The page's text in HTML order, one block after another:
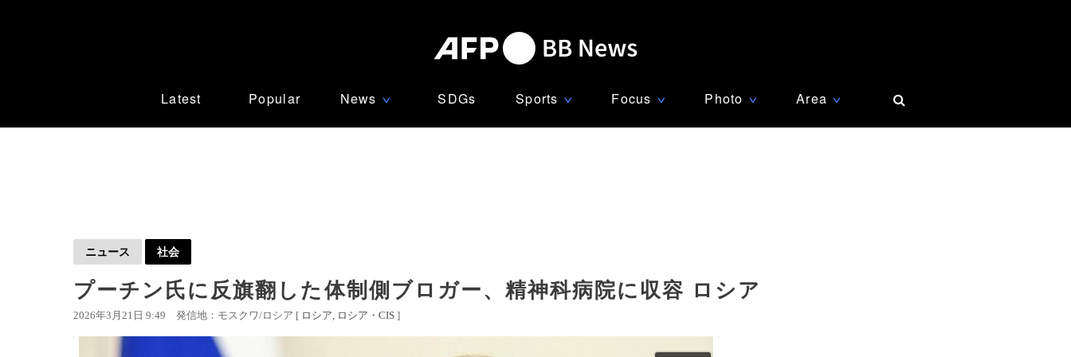
Latest Popular News ∨ SDGs Sports ∨ Focus ∨ Photo ∨ Area ∨
ニュース 社会
プーチン氏に反旗翻した体制側ブロガー、精神科病院に収容 ロシア
2026年3月21日 9:49 発信地：モスクワ/ロシア [ ロシア ロシア・CIS ]